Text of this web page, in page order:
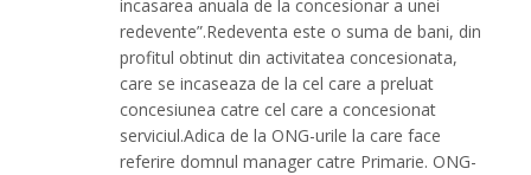
incasarea anuala de la concesionar a unei
redevente”.Redeventa este o suma de bani, din
profitul obtinut din activitatea concesionata,
care se incaseaza de la cel care a preluat
concesiunea catre cel care a concesionat
serviciul.Adica de la ONG-urile la care face
referire domnul manager catre Primarie. ONG-